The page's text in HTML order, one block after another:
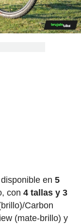
en 5
con 4 tallas y 3
Carbon
(mate-brillo) y